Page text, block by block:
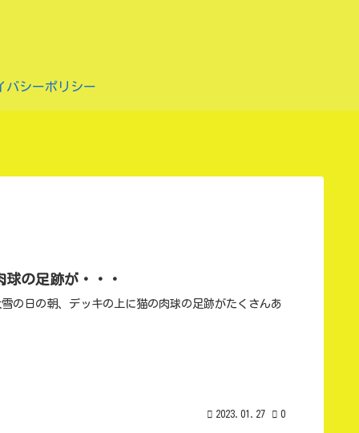
バシーポリシー
球の足跡が・・・
の日の朝、デッキの上に猫の肉球の足跡がたくさんあ
2023.01.27 0